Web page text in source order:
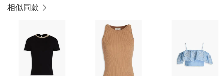
相似同款